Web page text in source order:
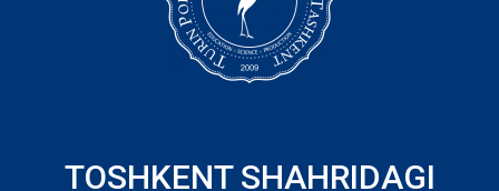
TOSHKENT SHAHRIDAGI